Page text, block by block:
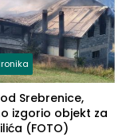
Srebrenice,
izgorio objekt za
(FOTO)